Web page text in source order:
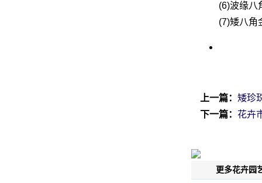
(6)波缘八
(7)矮八角
上一篇： 矮珍
下一篇： 花卉
更多花卉园